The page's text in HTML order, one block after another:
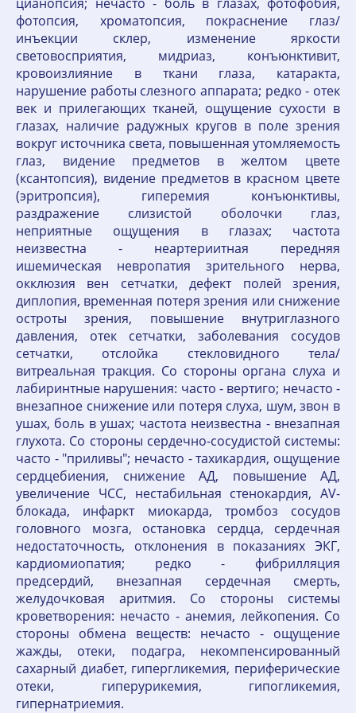
фотопсия, хроматопсия, покраснение глаз/
инъекции склер, изменение яркости
световосприятия, мидриаз, конъюнктивит,
кровоизлияние в ткани глаза, катаракта,
нарушение работы слезного аппарата; редко - отек
век и прилегающих тканей, ощущение сухости в
глазах, наличие радужных кругов в поле зрения
вокруг источника света, повышенная утомляемость
глаз, видение предметов в желтом цвете
(ксантопсия), видение предметов в красном цвете
(эритропсия), гиперемия конъюнктивы,
раздражение слизистой оболочки глаз,
неприятные ощущения в глазах; частота
неизвестна - неартериитная передняя
ишемическая невропатия зрительного нерва,
окклюзия вен сетчатки, дефект полей зрения,
диплопия, временная потеря зрения или снижение
остроты зрения, повышение внутриглазного
давления, отек сетчатки, заболевания сосудов
сетчатки, отслойка стекловидного тела/
витреальная тракция. Со стороны органа слуха и
лабиринтные нарушения: часто - вертиго; нечасто -
внезапное снижение или потеря слуха, шум, звон в
ушах, боль в ушах; частота неизвестна - внезапная
глухота. Со стороны сердечно-сосудистой системы:
часто - "приливы"; нечасто - тахикардия, ощущение
сердцебиения, снижение АД, повышение АД,
увеличение ЧСС, нестабильная стенокардия, AV-
блокада, инфаркт миокарда, тромбоз сосудов
головного мозга, остановка сердца, сердечная
недостаточность, отклонения в показаниях ЭКГ,
кардиомиопатия; редко - фибрилляция
предсердий, внезапная сердечная смерть,
желудочковая аритмия. Со стороны системы
кроветворения: нечасто - анемия, лейкопения. Со
стороны обмена веществ: нечасто - ощущение
жажды, отеки, подагра, некомпенсированный
сахарный диабет, гипергликемия, периферические
отеки, гиперурикемия, гипогликемия,
гипернатриемия.